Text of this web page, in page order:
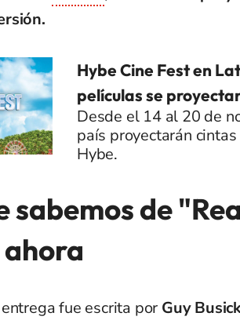
Hybe Cine Fest en
películas se
Desde el 14 al 20 de
país proyectarán
Hybe.
sabemos de
fue escrita por Guy